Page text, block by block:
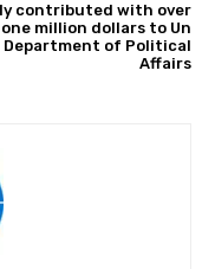
contributed with over
one million dollars to Un
Department of Political
Affairs